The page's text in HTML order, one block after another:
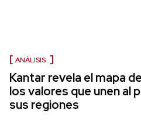
ANÁLISIS
Kantar revela el mapa
los valores que unen al
sus regiones